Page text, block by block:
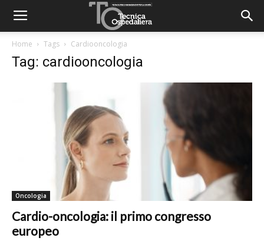
Home Tags Cardiooncologia
Tag: cardiooncologia
Oncologia
Cardio-oncologia: il primo congresso
europeo